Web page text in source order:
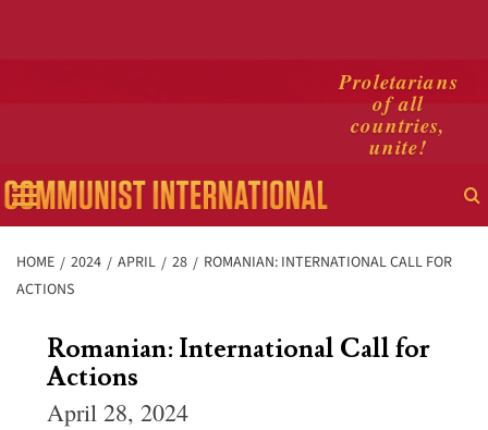
Proletarians
of all
countries,
unite!
Primary
Menu
HOME 2024 APRIL 28
ROMANIAN: INTERNATIONAL CALL FOR
ACTIONS
Romanian: International Call for
Actions
April 28, 2024